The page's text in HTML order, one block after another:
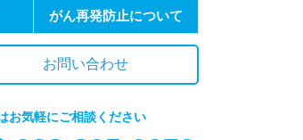
がん再発防止について
お問い合わせ
お気軽にご相談ください